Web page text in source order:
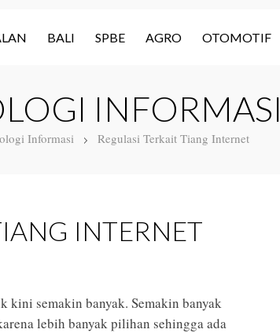
BALI SPBE AGRO OTOMOTIF
INFORMASI
Informasi Regulasi Terkait Tiang Internet
INTERNET
kini semakin banyak. Semakin banyak
lebih banyak pilihan sehingga ada